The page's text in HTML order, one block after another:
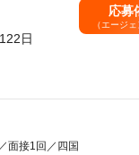
日
応募
（エージ
面接1回／四国